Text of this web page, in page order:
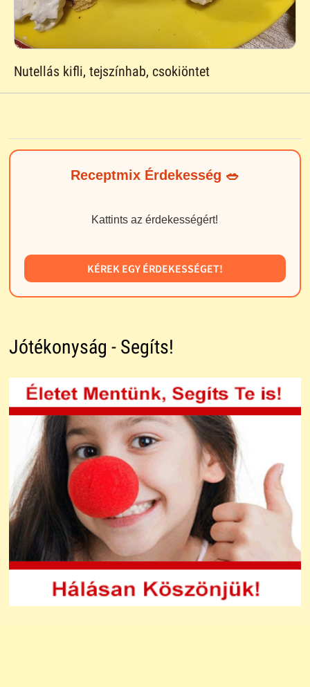
Nutellás kifli, tejszínhab, csokiöntet
Receptmix Érdekesség 🥗
Kattints az érdekességért!
KÉREK EGY ÉRDEKESSÉGET!
Jótékonyság - Segíts!